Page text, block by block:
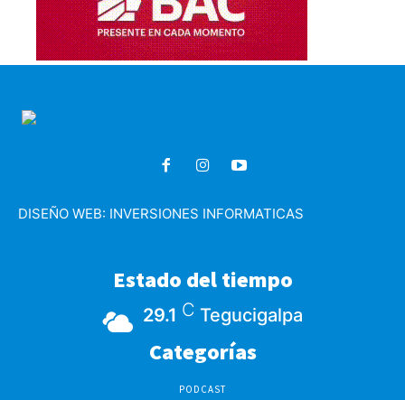
DISEÑO WEB: INVERSIONES INFORMATICAS
Estado del tiempo
29.1 C Tegucigalpa
Categorías
PODCAST